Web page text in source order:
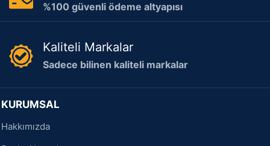
%100 güvenli ödeme altyapısı
Kaliteli Markalar
Sadece bilinen kaliteli markalar
KURUMSAL
Hakkımızda